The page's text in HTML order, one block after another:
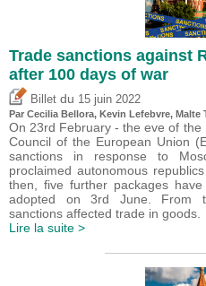
Trade sanctions against
after 100 days of war
Billet du 15 juin 2022
Par Cecilia Bellora, Kevin Lefebvre, Malte
On 23rd February - the eve of
Council of the European Union
sanctions in response to
proclaimed autonomous
then, five further packages
adopted on 3rd June. From
sanctions affected trade in goods.
Lire la suite >